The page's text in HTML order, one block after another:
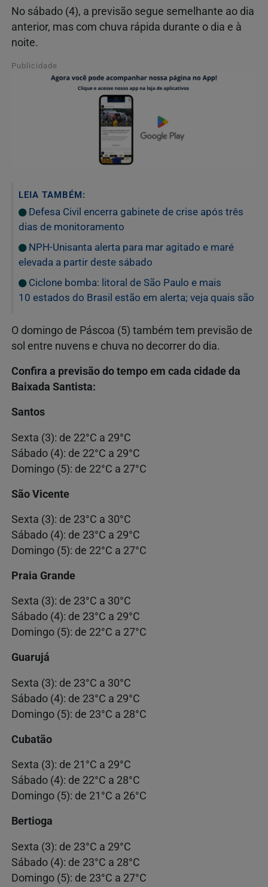
No sábado (4), a previsão segue semelhante ao dia
anterior, mas com chuva rápida durante o dia e à
noite.
Publicidade
LEIA TAMBÉM:
Defesa Civil encerra gabinete de crise após três
dias de monitoramento
NPH-Unisanta alerta para mar agitado e maré
elevada a partir deste sábado
Ciclone bomba: litoral de São Paulo e mais
10 estados do Brasil estão em alerta; veja quais são
O domingo de Páscoa (5) também tem previsão de
sol entre nuvens e chuva no decorrer do dia.
Confira a previsão do tempo em cada cidade da
Baixada Santista:
Santos
Sexta (3): de 22°C a 29°C
Sábado (4): de 22°C a 29°C
Domingo (5): de 22°C a 27°C
São Vicente
Sexta (3): de 23°C a 30°C
Sábado (4): de 23°C a 29°C
Domingo (5): de 22°C a 27°C
Praia Grande
Sexta (3): de 23°C a 30°C
Sábado (4): de 23°C a 29°C
Domingo (5): de 22°C a 27°C
Guarujá
Sexta (3): de 23°C a 30°C
Sábado (4): de 23°C a 29°C
Domingo (5): de 23°C a 28°C
Cubatão
Sexta (3): de 21°C a 29°C
Sábado (4): de 22°C a 28°C
Domingo (5): de 21°C a 26°C
Bertioga
Sexta (3): de 23°C a 29°C
Sábado (4): de 23°C a 28°C
Domingo (5): de 23°C a 27°C